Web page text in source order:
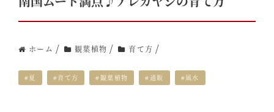
ホーム / 観葉植物 / 育て方 /
#夏 #育て方 #観葉植物 #通販 #風水